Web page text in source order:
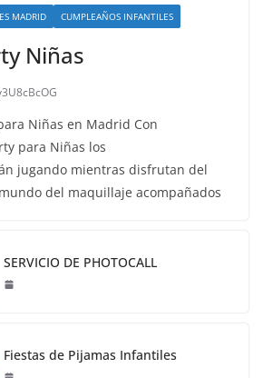
MADRID CUMPLEAÑOS INFANTILES
Niñas
Niñas en Madrid Con
para Niñas los
jugando mientras disfrutan del
del maquillaje acompañados
SERVICIO DE PHOTOCALL
Fiestas de Pijamas Infantiles